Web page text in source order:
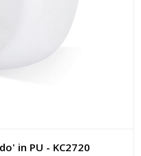
in PU - KC2720